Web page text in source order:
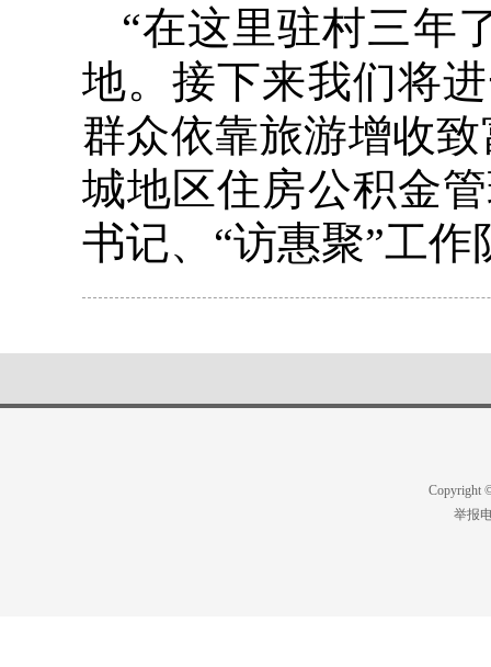
“在这里驻村三年
地。接下来我们将
群众依靠旅游增收
城地区住房公积金
书记、“访惠聚”工
Copyright
举报